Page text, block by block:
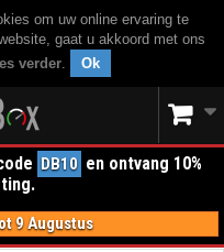
om uw online ervaring te
gaat u akkoord met ons
verder. Ok
DB10 en ontvang 10%
9 Augustus